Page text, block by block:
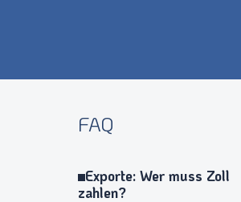
FAQ
Exporte: Wer muss Zoll
zahlen?